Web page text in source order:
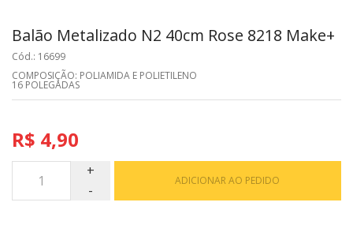
Balão Metalizado N2 40cm Rose 8218 Make+
Cód.: 16699
COMPOSIÇÃO: POLIAMIDA E POLIETILENO
16 POLEGADAS
R$ 4,90
ADICIONAR AO PEDIDO